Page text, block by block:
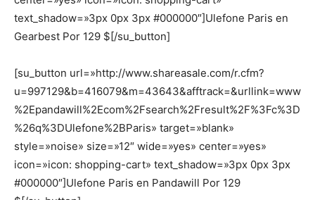
text_shadow=»3px 0px 3px #000000″]Ulefone Paris en
Gearbest Por 129 $[/su_button]
[su_button url=»http://www.shareasale.com/r.cfm?
u=997129&b=416079&m=43643&afftrack=&urllink=www
%2Epandawill%2Ecom%2Fsearch%2Fresult%2F%3Fc%3D
%26q%3DUlefone%2BParis» target=»blank»
style=»noise» size=»12″ wide=»yes» center=»yes»
icon=»icon: shopping-cart» text_shadow=»3px 0px 3px
#000000″]Ulefone Paris en Pandawill Por 129